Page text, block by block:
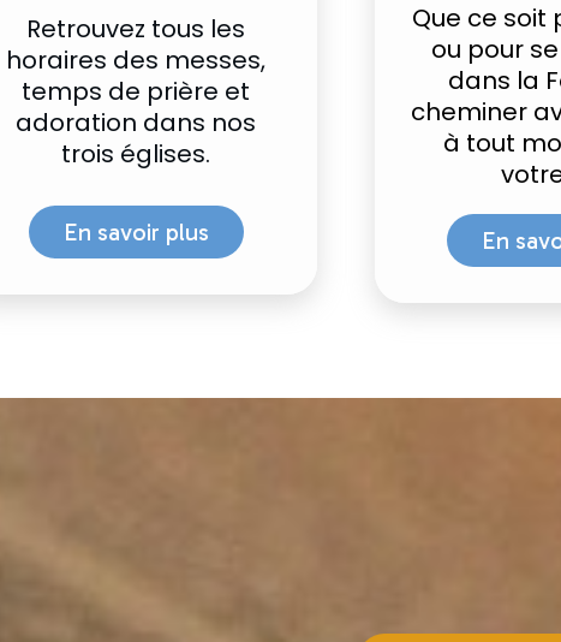
Retrouvez tous les
horaires des messes,
temps de prière et
adoration dans nos
trois églises.
En savoir plus
Que ce soit
ou pour
dans la
cheminer
à tout
En